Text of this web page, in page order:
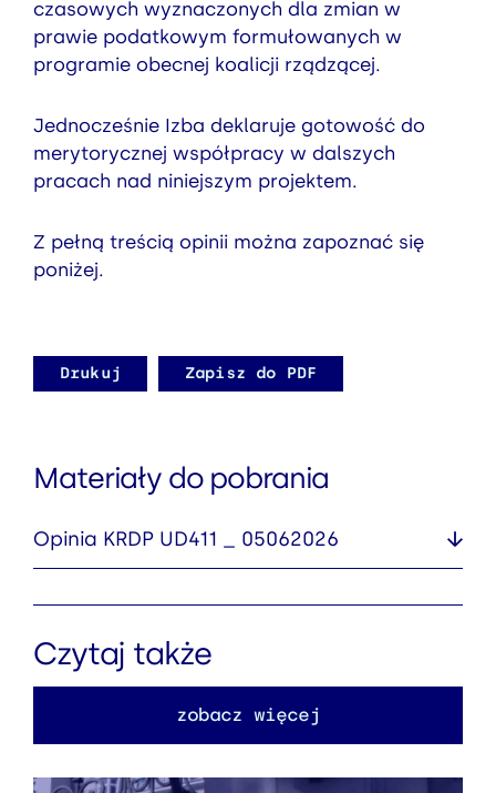
czasowych wyznaczonych dla zmian w
prawie podatkowym formułowanych w
programie obecnej koalicji rządzącej.
Jednocześnie Izba deklaruje gotowość do
merytorycznej współpracy w dalszych
pracach nad niniejszym projektem.
Z pełną treścią opinii można zapoznać się
poniżej.
Drukuj Zapisz do PDF
Materiały do pobrania
Opinia KRDP UD411 _ 05062026
Czytaj także
zobacz więcej